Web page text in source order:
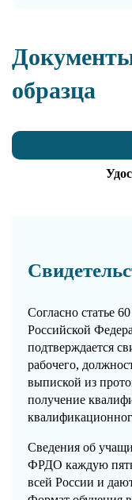
образца
Согласно статье
Российской
подтверждается
рабочего,
выпиской из
получение
Сведения об
ФРДО каждую
всей России и